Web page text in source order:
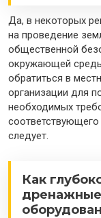
Да, в некоторых
на проведение
общественной
окружающей
обратиться в
организации для
необходимых
следует.
Как